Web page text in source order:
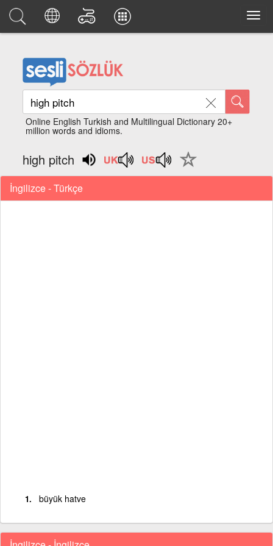
Online English Turkish and Multilingual Dictionary 20+
million words and idioms.
high pitch
İngilizce - Türkçe
büyük hatve